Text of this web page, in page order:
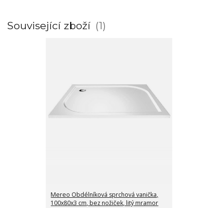
Související zboží 1
Mereo Obdélníková sprchová vanička,
100x80x3 cm, bez nožiček, litý mramor